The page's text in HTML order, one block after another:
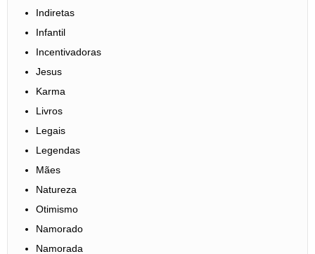
Indiretas
Infantil
Incentivadoras
Jesus
Karma
Livros
Legais
Legendas
Mães
Natureza
Otimismo
Namorado
Namorada